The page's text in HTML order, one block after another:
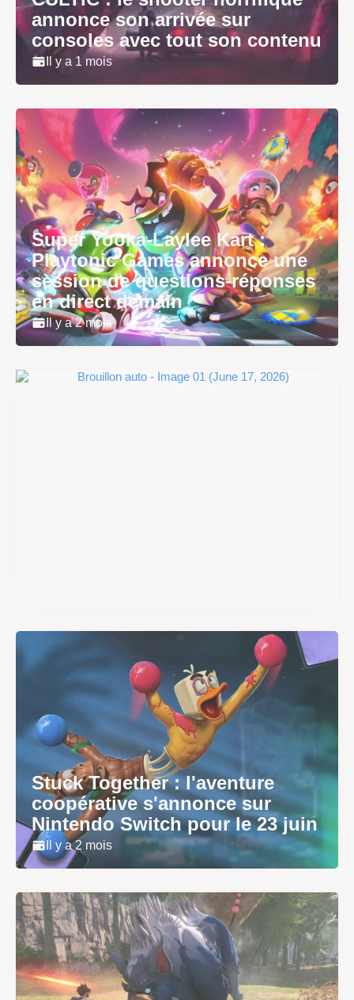
annonce son arrivée sur
consoles avec tout son contenu
Il y a 1 mois
Super Yooka-Laylee Kart :
Playtonic Games annonce une
session de questions-réponses
en direct demain
Il y a 2 mois
Stuck Together : l'aventure
coopérative s'annonce sur
Nintendo Switch pour le 23 juin
Il y a 2 mois